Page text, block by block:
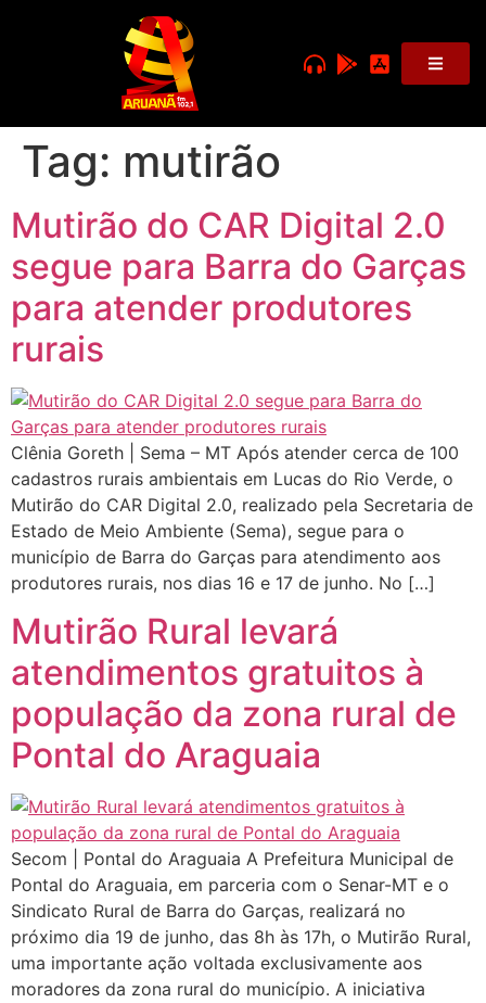
Tag: mutirão
Mutirão do CAR Digital 2.0
segue para Barra do Garças
para atender produtores
rurais
Clênia Goreth | Sema – MT Após atender cerca de 100
cadastros rurais ambientais em Lucas do Rio Verde, o
Mutirão do CAR Digital 2.0, realizado pela Secretaria de
Estado de Meio Ambiente (Sema), segue para o
município de Barra do Garças para atendimento aos
produtores rurais, nos dias 16 e 17 de junho. No […]
Mutirão Rural levará
atendimentos gratuitos à
população da zona rural de
Pontal do Araguaia
Secom | Pontal do Araguaia A Prefeitura Municipal de
Pontal do Araguaia, em parceria com o Senar-MT e o
Sindicato Rural de Barra do Garças, realizará no
próximo dia 19 de junho, das 8h às 17h, o Mutirão Rural,
uma importante ação voltada exclusivamente aos
moradores da zona rural do município. A iniciativa